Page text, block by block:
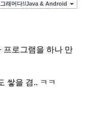
래머다!/Java & Android
프로그램을 하나 만
쌓을 겸.. ㅋㅋ